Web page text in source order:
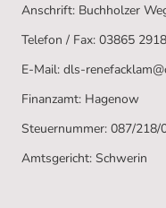
Anschrift: Buchholzer
Telefon / Fax: 03865
E-Mail: dls-
Finanzamt: Hagenow
Steuernummer: 087/218/
Amtsgericht: Schwerin